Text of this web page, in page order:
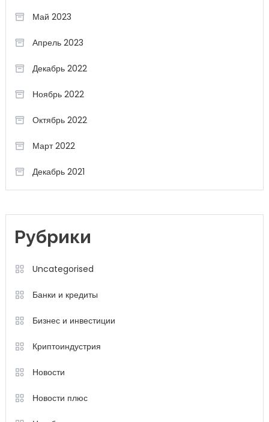
Май 2023
Апрель 2023
Декабрь 2022
Ноябрь 2022
Октябрь 2022
Март 2022
Декабрь 2021
Рубрики
Uncategorised
Банки и кредиты
Бизнес и инвестиции
Криптоиндустрия
Новости
Новости плюс